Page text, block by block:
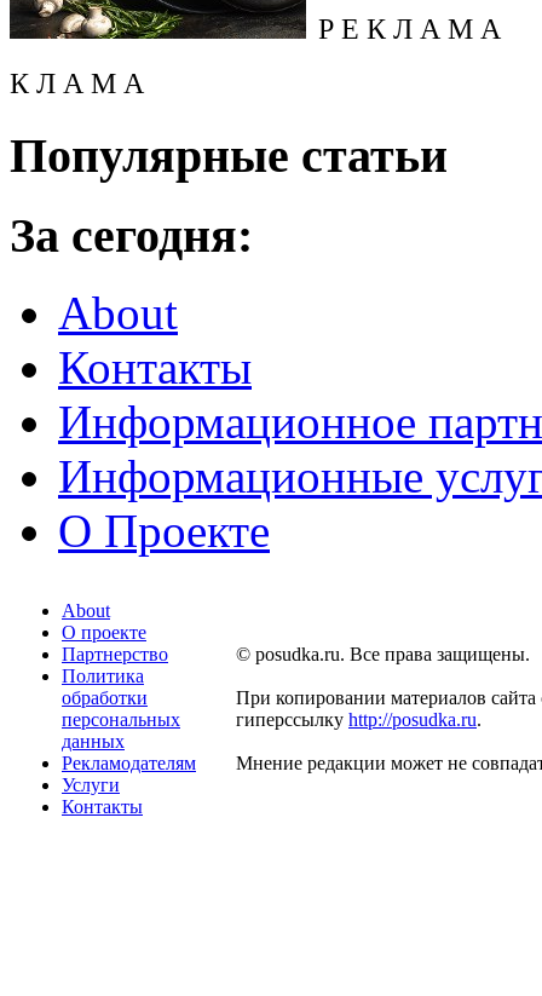
Р Е К Л А М А
К Л А М А
Популярные статьи
За сегодня:
About
Контакты
Информационное
Информационные
О Проекте
About
О проекте
Партнерство
Политика
обработки
персональных
данных
Рекламодателям
Услуги
Контакты
© posudka.ru. Все права защищены.
При копировании материалов сайта
гиперссылку http://posudka.ru.
Мнение редакции может не